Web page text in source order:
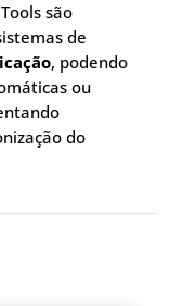
são
de
, podendo
ou
do